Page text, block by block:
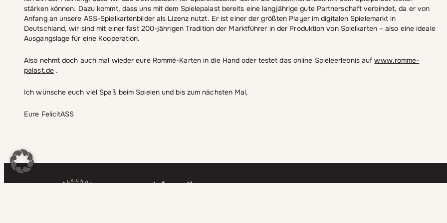
stärken können. Dazu kommt, dass uns mit dem Spielepalast bereits eine langjährige gute Partnerschaft verbindet, da er von
Anfang an unsere ASS-Spielkartenbilder als Lizenz nutzt. Er ist einer der größten Player im digitalen Spielemarkt in
Deutschland, wir sind mit einer fast 200-jährigen Tradition der Marktführer in der Produktion von Spielkarten – also eine ideale
Ausgangslage für eine Kooperation.
Also nehmt doch auch mal wieder eure Rommé-Karten in die Hand oder testet das online Spieleerlebnis aufwww.romme-
palast.de.
Ich wünsche euch viel Spaß beim Spielen und bis zum nächsten Mal,
Eure FelicitASS
Information